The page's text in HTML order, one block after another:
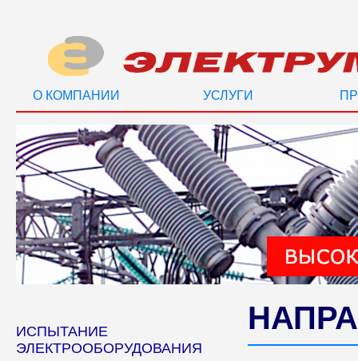
О КОМПАНИИ УСЛУГИ
ИСПЫТАНИЕ
ЭЛЕКТРООБОРУДОВАНИЯ